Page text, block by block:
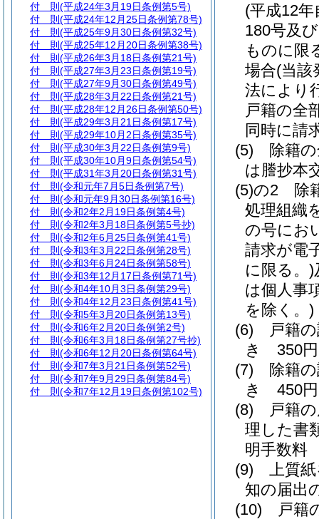
(平成12
180号及
ものに限
場合(当該
法により
戸籍の全
同時に請
(5)
除籍
は謄抄本
(5)の2
除
処理組織
の号にお
請求が電
に限る。)
は個人事
を除く。)
(6)
戸籍
き 350円
(7)
除籍
き 450円
(8)
戸籍
理した書
明手数
(9)
上質
知の届出
(10)
戸籍
付 則 (平成24年3月19日条例第5号)
付 則 (平成24年12月25日条例第78号)
付 則 (平成25年9月30日条例第32号)
付 則 (平成25年12月20日条例第38号)
付 則 (平成26年3月18日条例第21号)
付 則 (平成27年3月23日条例第19号)
付 則 (平成27年9月30日条例第49号)
付 則 (平成28年3月22日条例第21号)
付 則 (平成28年12月26日条例第50号)
付 則 (平成29年3月21日条例第17号)
付 則 (平成29年10月2日条例第35号)
付 則 (平成30年3月22日条例第9号)
付 則 (平成30年10月9日条例第54号)
付 則 (平成31年3月20日条例第31号)
付 則 (令和元年7月5日条例第7号)
付 則 (令和元年9月30日条例第16号)
付 則 (令和2年2月19日条例第4号)
付 則 (令和2年3月18日条例第5号抄)
付 則 (令和2年6月25日条例第41号)
付 則 (令和3年3月22日条例第28号)
付 則 (令和3年6月24日条例第58号)
付 則 (令和3年12月17日条例第71号)
付 則 (令和4年10月3日条例第29号)
付 則 (令和4年12月23日条例第41号)
付 則 (令和5年3月20日条例第13号)
付 則 (令和6年2月20日条例第2号)
付 則 (令和6年3月18日条例第27号抄)
付 則 (令和6年12月20日条例第64号)
付 則 (令和7年3月21日条例第52号)
付 則 (令和7年9月29日条例第84号)
付 則 (令和7年12月19日条例第102号)